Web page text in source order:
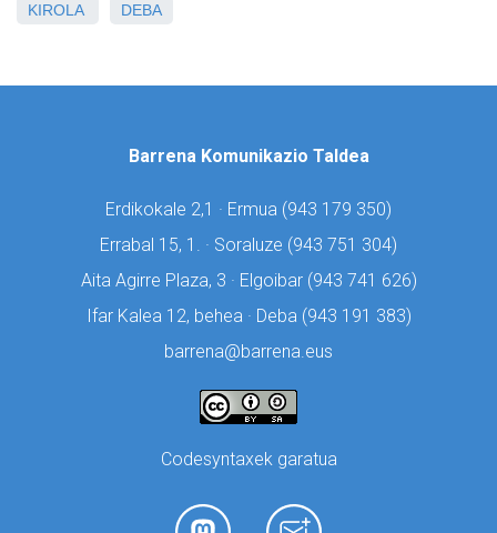
KIROLA DEBA
Barrena Komunikazio Taldea
Erdikokale 2,1 · Ermua (943 179 350)
Errabal 15, 1. · Soraluze (943 751 304)
Aita Agirre Plaza, 3 · Elgoibar (943 741 626)
Ifar Kalea 12, behea · Deba (943 191 383)
barrena@barrena.eus
Codesyntaxek garatua